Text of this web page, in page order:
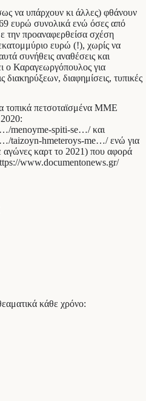
να υπάρχουν κι άλλες) φθάνουν
ευρώ συνολικά ενώ όσες από
την προαναφερθείσα σχέση
ευρώ (!), χωρίς να
συνήθεις αναθέσεις και
Καραγεωργόπουλος για
διαφημίσεις, τυπικές
τοπικά πετσοταϊσμένα ΜΜΕ
menoyme-spiti-se…/ και
taizoyn-hmeteroys-me…/ ενώ για
καρτ το 2021) που αφορά
www.documentonews.gr/
κάθε χρόνο: